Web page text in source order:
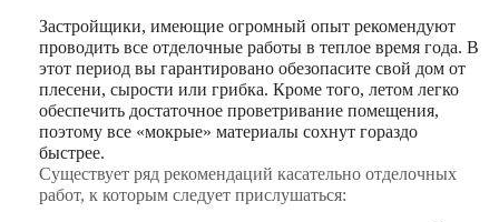
Застройщики, имеющие огромный опыт рекомендуют
проводить все отделочные работы в теплое время года. В
этот период вы гарантировано обезопасите свой дом от
плесени, сырости или грибка. Кроме того, летом легко
обеспечить достаточное проветривание помещения,
поэтому все «мокрые» материалы сохнут гораздо
быстрее.
Существует ряд рекомендаций касательно отделочных
работ, к которым следует прислушаться: